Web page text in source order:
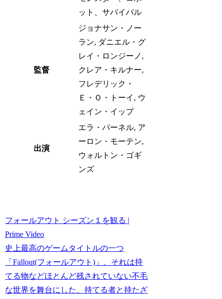
ット、サバイバル
監督
ジョナサン・ノー
ラン, ダニエル・グ
レイ・ロンジーノ,
クレア・キルナー,
フレデリック・
Ｅ・Ｏ・トーイ, ウ
ェイン・イップ
出演
エラ・パーネル, ア
ーロン・モーテン,
ウォルトン・ゴギ
ンズ
フォールアウト シーズン１を観る |
Prime Video
史上最高のゲームタイトルの一つ
「Fallout(フォールアウト)」、それは持
てる物などほとんど残されていない不毛
な世界を舞台にした、持てる者と持たざ